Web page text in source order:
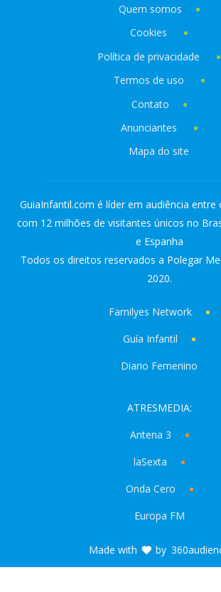
Quem somos
Cookies
Política de privacidade
Termos de uso
Contato
Anunciantes
Mapa do site
GuiaInfantil.com é líder em audiência entre
com 12 milhões de visitantes únicos no
e Espanha
Todos os direitos reservados a Polegar
2020.
Familyes Network
Guía Infantil
Diario Femenino
ATRESMEDIA:
Antena 3
laSexta
Onda Cero
Europa FM
Made with by